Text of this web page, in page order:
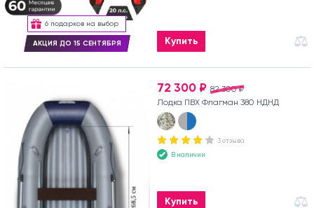
6 подарков на выбор
АКЦИЯ ДО 15 СЕНТЯБРЯ Купить
82 300 ₽
72 300 ₽
Лодка ПВХ Флагман 380 НДНД
3 отзыва
В наличии
Купить